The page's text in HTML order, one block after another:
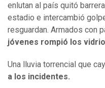
enlutan al país quitó
estadio e intercambió
resguardan. Armados con
jóvenes rompió los
Una lluvia torrencial que
a los incidentes.